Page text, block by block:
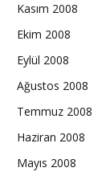
Kasım 2008
Ekim 2008
Eylül 2008
Ağustos 2008
Temmuz 2008
Haziran 2008
Mayıs 2008